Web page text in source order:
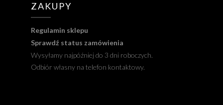
ZAKUPY
Regulamin sklepu
Sprawdź status zamówienia
Wysyłamy najpóźniej do 3 dni roboczych.
Odbiór własny na telefon kontaktowy.